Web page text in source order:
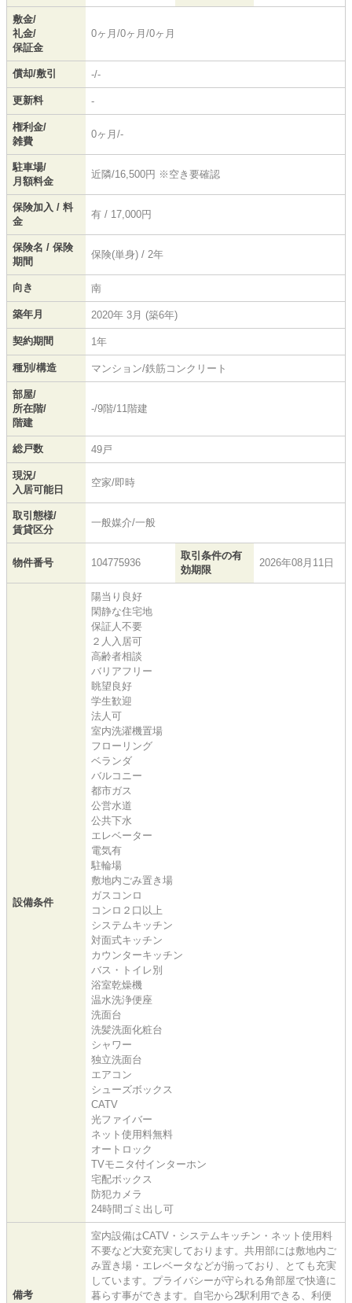
敷金/
礼金/
保証金
0ヶ月/0ヶ月/0ヶ月
償却/敷引 -/-
更新料 -
権利金/
雑費
0ヶ月/-
駐車場/
月額料金
近隣/16,500円 ※空き要確認
保険加入 / 料
金
有 / 17,000円
保険名 / 保険
期間
保険(単身) / 2年
向き 南
築年月 2020年 3月 (築6年)
契約期間 1年
種別/構造 マンション/鉄筋コンクリート
部屋/
所在階/
階建
-/9階/11階建
総戸数 49戸
現況/
入居可能日
空家/即時
取引態様/
賃貸区分
一般媒介/一般
物件番号 104775936
取引条件の有
効期限
2026年08月11日
設備条件
陽当り良好
閑静な住宅地
保証人不要
２人入居可
高齢者相談
バリアフリー
眺望良好
学生歓迎
法人可
室内洗濯機置場
フローリング
ベランダ
バルコニー
都市ガス
公営水道
公共下水
エレベーター
電気有
駐輪場
敷地内ごみ置き場
ガスコンロ
コンロ２口以上
システムキッチン
対面式キッチン
カウンターキッチン
バス・トイレ別
浴室乾燥機
温水洗浄便座
洗面台
洗髪洗面化粧台
シャワー
独立洗面台
エアコン
シューズボックス
CATV
光ファイバー
ネット使用料無料
オートロック
TVモニタ付インターホン
宅配ボックス
防犯カメラ
24時間ゴミ出し可
備考
室内設備はCATV・システムキッチン・ネット使用料
不要など大変充実しております。共用部には敷地内ご
み置き場・エレベータなどが揃っており、とても充実
しています。プライバシーが守られる角部屋で快適に
暮らす事ができます。自宅から2駅利用できる、利便